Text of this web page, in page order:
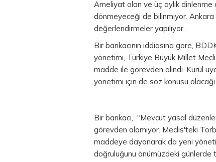
Ameliyat olan ve üç aylık
dönmeyeceği de bilinmiyor. Ankara
değerlendirmeler yapılıyor.
Bir bankacının iddiasına göre,
yönetimi, Türkiye Büyük Millet
madde ile görevden alındı. Kurul
yönetimi için de söz konusu olacağı
Bir bankacı, "Mevcut yasal
görevden alamıyor. Meclis'teki
maddeye dayanarak da yeni
doğruluğunu önümüzdeki günlerde